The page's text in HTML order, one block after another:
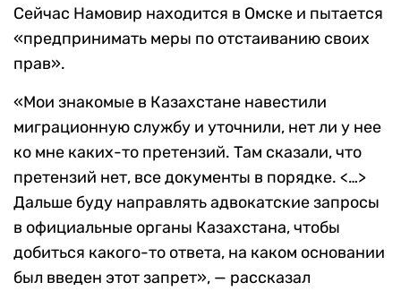
Сейчас Намовир находится в Омске и пытается
«предпринимать меры по отстаиванию своих
прав».
«Мои знакомые в Казахстане навестили
миграционную службу и уточнили, нет ли у нее
ко мне каких-то претензий. Там сказали, что
претензий нет, все документы в порядке. <…>
Дальше буду направлять адвокатские запросы
в официальные органы Казахстана, чтобы
добиться какого-то ответа, на каком основании
был введен этот запрет», — рассказал